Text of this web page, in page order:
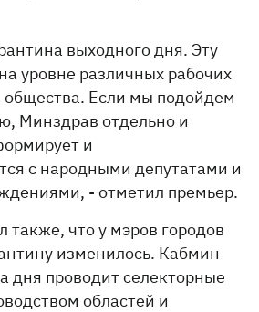
выходного дня. Эту
уровне различных рабочих
общества. Если мы подойдем
Минздрав отдельно и
и
с народными депутатами и
- отметил премьер.
что у мэров городов
изменилось. Кабмин
дня проводит селекторные
областей и